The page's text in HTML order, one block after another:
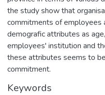
the study show that
commitments of employees
demografic attributes as
employees' institution and
these attributes seems to
commitment.
Keywords